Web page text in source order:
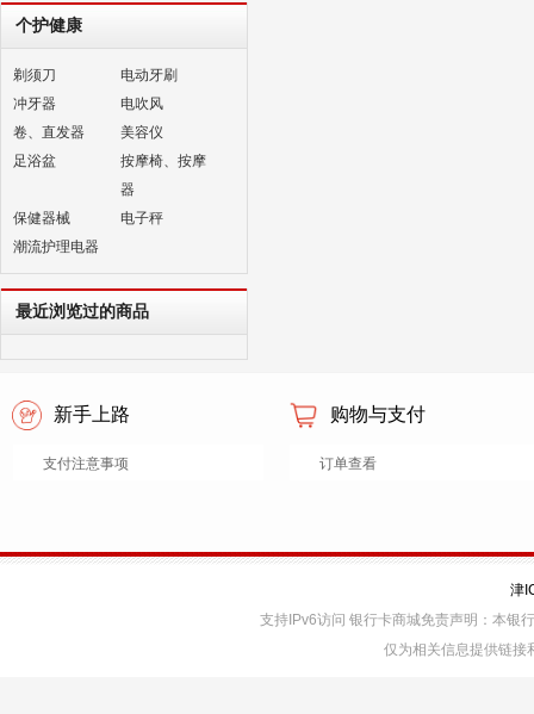
个护健康
剃须刀
电动牙刷
冲牙器
电吹风
卷、直发器
美容仪
足浴盆
按摩椅、按摩
器
保健器械
电子秤
潮流护理电器
最近浏览过的商品
新手上路
支付注意事项
购物与支付
订单查看
津
支持IPv6访问 银行卡商城免责声明：本银
仅为相关信息提供链接